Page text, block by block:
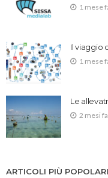
1 mese
Il viaggio
1 mese
Le
2 mesi fa
ARTICOLI PIÙ POPOLARI